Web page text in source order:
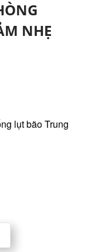
NHẸ
lụt bão Trung